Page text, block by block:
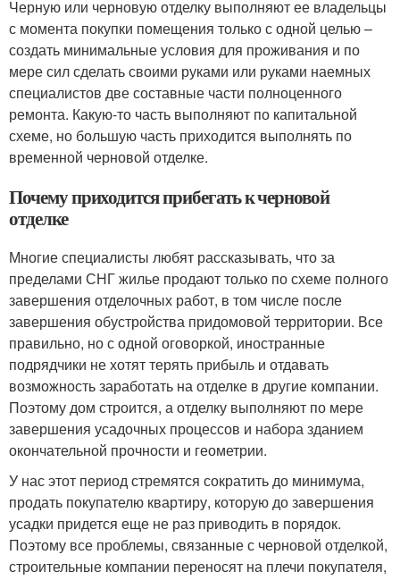
Черную или черновую отделку выполняют ее владельцы
с момента покупки помещения только с одной целью –
создать минимальные условия для проживания и по
мере сил сделать своими руками или руками наемных
специалистов две составные части полноценного
ремонта. Какую-то часть выполняют по капитальной
схеме, но большую часть приходится выполнять по
временной черновой отделке.
Почему приходится прибегать к черновой
отделке
Многие специалисты любят рассказывать, что за
пределами СНГ жилье продают только по схеме полного
завершения отделочных работ, в том числе после
завершения обустройства придомовой территории. Все
правильно, но с одной оговоркой, иностранные
подрядчики не хотят терять прибыль и отдавать
возможность заработать на отделке в другие компании.
Поэтому дом строится, а отделку выполняют по мере
завершения усадочных процессов и набора зданием
окончательной прочности и геометрии.
У нас этот период стремятся сократить до минимума,
продать покупателю квартиру, которую до завершения
усадки придется еще не раз приводить в порядок.
Поэтому все проблемы, связанные с черновой отделкой,
строительные компании переносят на плечи покупателя,